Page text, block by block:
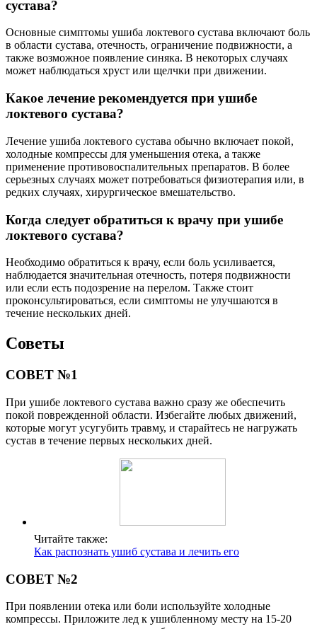
сустава?
Основные симптомы ушиба локтевого сустава включают боль
в области сустава, отечность, ограничение подвижности, а
также возможное появление синяка. В некоторых случаях
может наблюдаться хруст или щелчки при движении.
Какое лечение рекомендуется при ушибе
локтевого сустава?
Лечение ушиба локтевого сустава обычно включает покой,
холодные компрессы для уменьшения отека, а также
применение противовоспалительных препаратов. В более
серьезных случаях может потребоваться физиотерапия или, в
редких случаях, хирургическое вмешательство.
Когда следует обратиться к врачу при ушибе
локтевого сустава?
Необходимо обратиться к врачу, если боль усиливается,
наблюдается значительная отечность, потеря подвижности
или если есть подозрение на перелом. Также стоит
проконсультироваться, если симптомы не улучшаются в
течение нескольких дней.
Советы
СОВЕТ №1
При ушибе локтевого сустава важно сразу же обеспечить
покой поврежденной области. Избегайте любых движений,
которые могут усугубить травму, и старайтесь не нагружать
сустав в течение первых нескольких дней.
Читайте также:
Как распознать ушиб сустава и лечить его
СОВЕТ №2
При появлении отека или боли используйте холодные
компрессы. Приложите лед к ушибленному месту на 15-20